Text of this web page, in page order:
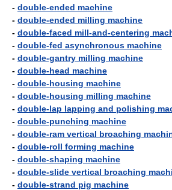
- double-ended machine
- double-ended milling machine
- double-faced mill-and-centering
- double-fed asynchronous machine
- double-gantry milling machine
- double-head machine
- double-housing machine
- double-housing milling machine
- double-lap lapping and polishing
- double-punching machine
- double-ram vertical broaching
- double-roll forming machine
- double-shaping machine
- double-slide vertical broaching
- double-strand pig machine